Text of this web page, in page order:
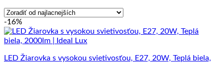
najnižšej
-16%
LED Žiarovka s vysokou svietivosťou, E27, 20W, Teplá biela,